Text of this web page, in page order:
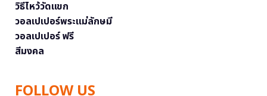
วิธีไหว้วัดแขก
วอลเปเปอร์พระแม่ลักษมี
วอลเปเปอร์ ฟรี
สีมงคล
FOLLOW US